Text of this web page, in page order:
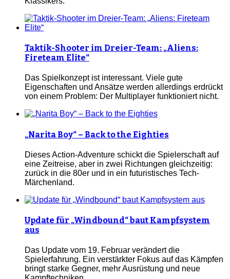
Taktik-Shooter im Dreier-Team: „Aliens:
Fireteam Elite“
Das Spielkonzept ist interessant. Viele gute
Eigenschaften und Ansätze werden allerdings erdrückt
von einem Problem: Der Multiplayer funktioniert nicht.
„Narita Boy“ – Back to the Eighties
Dieses Action-Adventure schickt die Spielerschaft auf
eine Zeitreise, aber in zwei Richtungen gleichzeitig:
zurück in die 80er und in ein futuristisches Tech-
Märchenland.
Update für „Windbound“ baut Kampfsystem
aus
Das Update vom 19. Februar verändert die
Spielerfahrung. Ein verstärkter Fokus auf das Kämpfen
bringt starke Gegner, mehr Ausrüstung und neue